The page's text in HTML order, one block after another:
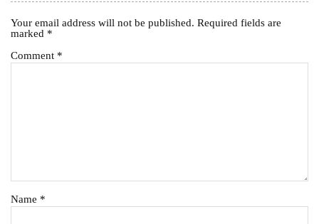
Your email address will not be published. Required fields are
marked *
Comment *
Name *